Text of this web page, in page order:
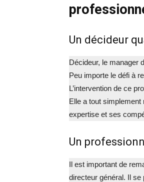
Un décideur
Décideur, le manager
Peu importe le défi à
L’intervention de ce
Elle a tout
expertise et ses
Un
Il est important de
directeur général. Il se